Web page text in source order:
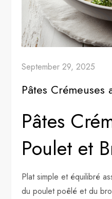
September 29, 2025
Pâtes
Pâtes
Poulet et
Plat simple et équilibré
du poulet poêlé et du